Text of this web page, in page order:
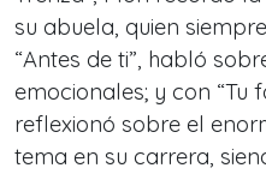
su abuela, quien
“Antes de ti”, habló
emocionales; y con “Tu
reflexionó sobre el
tema en su carrera,